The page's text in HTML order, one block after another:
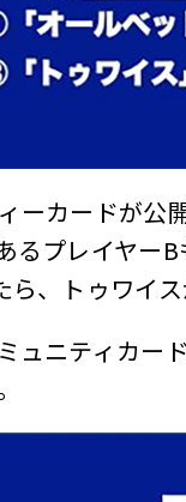
ーカードが公
るプレイヤー
、トゥワイス
ュニティカ